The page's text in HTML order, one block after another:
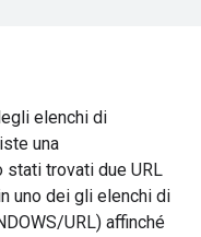
elenchi di
una
trovati due URL
uno dei gli elenchi di
URL) affinché